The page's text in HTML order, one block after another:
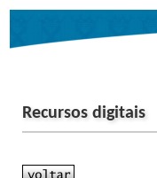
Recursos digitais